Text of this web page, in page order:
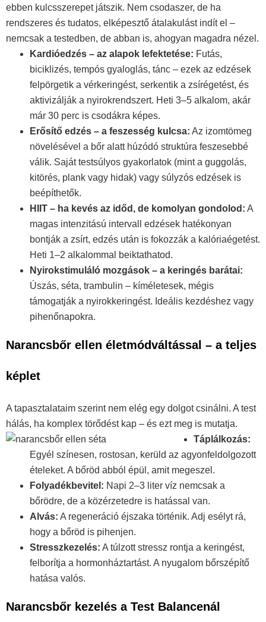
ebben kulcsszerepet játszik. Nem csodaszer, de ha
rendszeres és tudatos, elképesztő átalakulást indít el –
nemcsak a testedben, de abban is, ahogyan magadra nézel.
Kardióedzés – az alapok lefektetése: Futás,
biciklizés, tempós gyaloglás, tánc – ezek az edzések
felpörgetik a vérkeringést, serkentik a zsírégetést, és
aktivizálják a nyirokrendszert. Heti 3–5 alkalom, akár
már 30 perc is csodákra képes.
Erősítő edzés – a feszesség kulcsa: Az izomtömeg
növelésével a bőr alatt húzódó struktúra feszesebbé
válik. Saját testsúlyos gyakorlatok (mint a guggolás,
kitörés, plank vagy hidak) vagy súlyzós edzések is
beépíthetők.
HIIT – ha kevés az időd, de komolyan gondolod: A
magas intenzitású intervall edzések hatékonyan
bontják a zsírt, edzés után is fokozzák a kalóriaégetést.
Heti 1–2 alkalommal beiktathatod.
Nyirokstimuláló mozgások – a keringés barátai:
Úszás, séta, trambulin – kíméletesek, mégis
támogatják a nyirokkeringést. Ideális kezdéshez vagy
pihenőnapokra.
Narancsbőr ellen életmódváltással – a teljes
képlet
A tapasztalataim szerint nem elég egy dolgot csinálni. A test
hálás, ha komplex törődést kap – és ezt meg is mutatja.
Táplálkozás:
Egyél színesen, rostosan, kerüld az agyonfeldolgozott
ételeket. A bőröd abból épül, amit megeszel.
Folyadékbevitel: Napi 2–3 liter víz nemcsak a
bőrödre, de a közérzetedre is hatással van.
Alvás: A regeneráció éjszaka történik. Adj esélyt rá,
hogy a bőröd is pihenjen.
Stresszkezelés: A túlzott stressz rontja a keringést,
felborítja a hormonháztartást. A nyugalom bőrszépítő
hatása valós.
Narancsbőr kezelés a Test Balancenál